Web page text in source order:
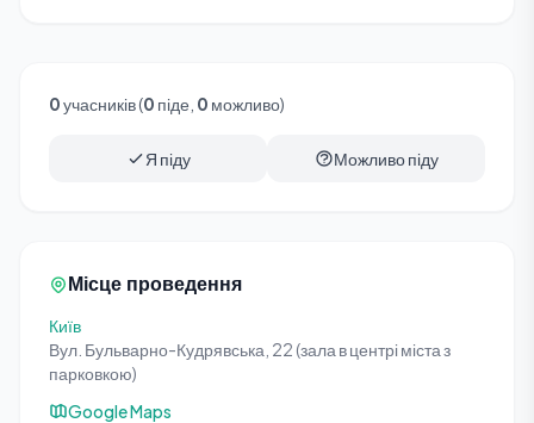
0учасників (0 піде, 0 можливо)
Я піду Можливо піду
Місце проведення
Київ
Вул. Бульварно-Кудрявська, 22 (зала в центрі міста з
парковкою)
Google Maps